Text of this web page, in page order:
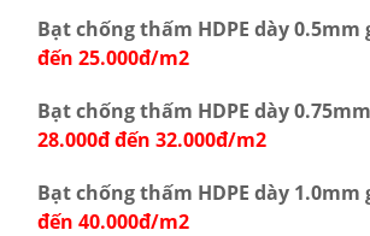
Bạt chống thấm HDPE dày
đến 25.000đ/m2
Bạt chống thấm HDPE dày
28.000đ đến 32.000đ/m2
Bạt chống thấm HDPE dày
đến 40.000đ/m2